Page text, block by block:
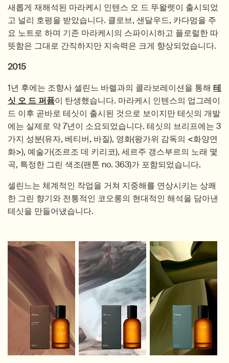
새롭게 재해석된 마라케시 인텐스 오 드 뚜왈렛이 출시되었
고 널리 호평을 받았습니다. 클로브, 샌달우드, 카다멈을 주
요 노트로 하며 기존 마라케시의 스파이시하고 플로럴한 따
뜻함은 그대로 간직하지만 지속력은 크게 향상되었습니다.
2015
1년 후에는 조향사 셀린느 바렐과의 콜라보레이션을 통해 테
싯 오 드 퍼퓸이 탄생했습니다. 마라케시 인텐스의 업그레이
드 이후 곧바로 테싯이 출시된 것으로 보이지만 테싯의 개발
에는 실제로 약 7년이 소요되었습니다. 테싯의 브리프에는 3
가지 성분(유자, 베티버, 바질), 영화(왕가위 감독의 <화양연
화>), 예술가(조르조 데 키리코), 세르주 갱스부르의 노래 몇
곡, 특정한 그린 색조(팬톤 no. 363)가 포함되었습니다.
셀린느는 체계적인 작업을 거쳐 지중해를 연상시키는 상쾌
한 그린 향기와 전통적인 코오롱의 현대적인 해석을 담아낸
테싯을 만들어냈습니다.